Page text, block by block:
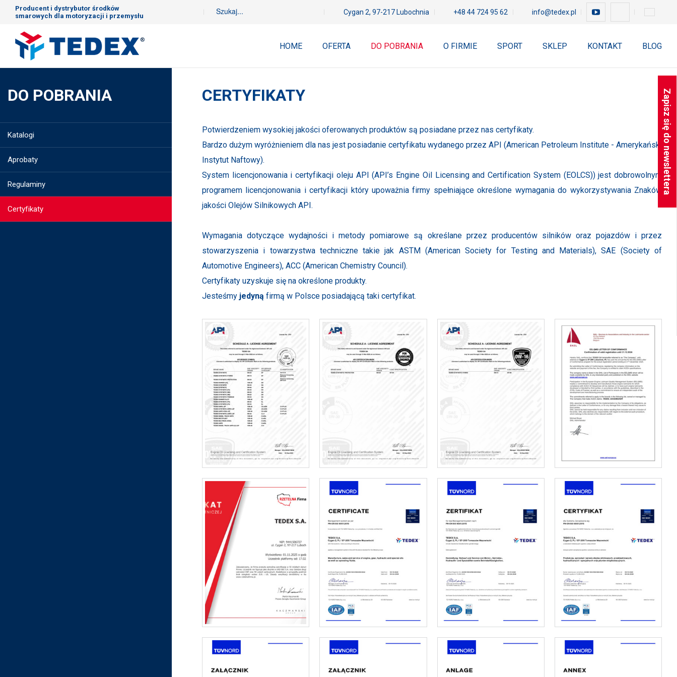
Producent i dystrybutor środków
smarowych dla motoryzacji i przemysłu
Cygan 2, 97-217 Lubochnia +48 44 724 95 62 info@tedex.pl
HOME OFERTA DO POBRANIA O FIRMIE SPORT SKLEP KONTAKT BLOG
Zapisz się do newslettera
DO POBRANIA
Katalogi
Aprobaty
Regulaminy
Certyfikaty
CERTYFIKATY
Potwierdzeniem wysokiej jakości oferowanych produktów są posiadane przez nas certyfikaty.
Bardzo dużym wyróżnieniem dla nas jest posiadanie certyfikatu wydanego przez API (American Petroleum Institute - Amerykański
Instytut Naftowy).
System licencjonowania i certyfikacji oleju API (API’s Engine Oil Licensing and Certification System (EOLCS)) jest dobrowolnym
programem licencjonowania i certyfikacji który upoważnia firmy spełniające określone wymagania do wykorzystywania Znaków
jakości Olejów Silnikowych API.
Wymagania dotyczące wydajności i metody pomiarowe są określane przez producentów silników oraz pojazdów i przez
stowarzyszenia i towarzystwa techniczne takie jak ASTM (American Society for Testing and Materials), SAE (Society of
Automotive Engineers), ACC (American Chemistry Council).
Certyfikaty uzyskuje się na określone produkty.
Jesteśmy jedyną firmą w Polsce posiadającą taki certyfikat.